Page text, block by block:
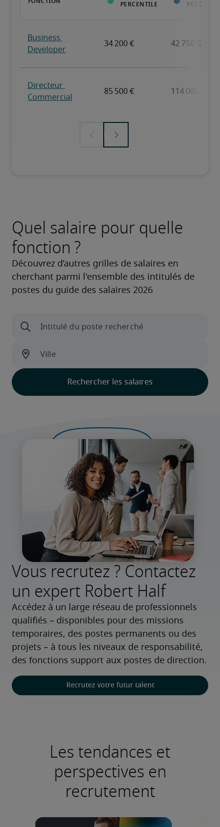
Quel salaire pour quelle
fonction ?
Vous recrutez ? Contactez
un expert Robert Half
Accédez à un large réseau de professionnels
qualifiés – disponibles pour des missions
temporaires, des postes permanents ou des
projets – à tous les niveaux de responsabilité,
des fonctions support aux postes de direction.
Recrutez votre futur talent
Les tendances et
perspectives en
recrutement